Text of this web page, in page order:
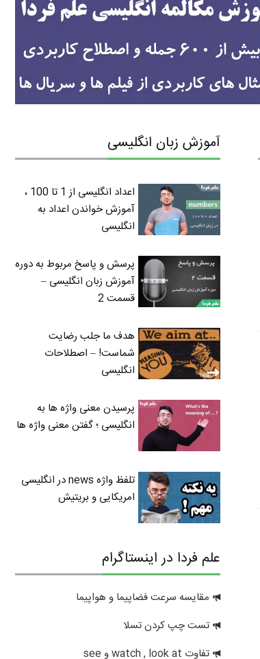
آموزش زبان انگلیسی
اعداد انگلیسی از 1 تا 100 ،
آموزش خواندن اعداد به
انگلیسی
پرسش و پاسخ مربوط به دوره
آموزش زبان انگلیسی –
قسمت 2
هدف ما جلب رضایت
شماست! – اصطلاحات
انگلیسی
پرسیدن معنی واژه ها به
انگلیسی ؛ گفتن معنی واژه ها
تلفظ واژه news در انگلیسی
امریکایی و بریتیش
علم فردا در اینستاگرام
مقایسه سرعت فضاپیما و هواپیما
تست چپ کردن تسلا
تفاوت watch , look at و see